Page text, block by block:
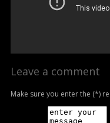
Leave a comment
Make sure you enter the (*)